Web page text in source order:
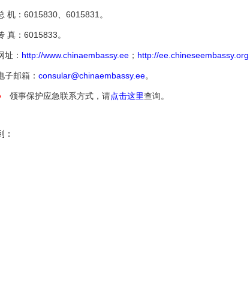
：6015830、6015831。
：6015833。
： http://www.chinaembassy.ee ； http://ee.chineseembassy.org
邮箱： consular@chinaembassy.ee。
领事保护应急联系方式，请点击这里查询。
：